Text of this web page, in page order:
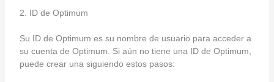
2. ID de Optimum
Su ID de Optimum es su nombre de usuario para acceder a
su cuenta de Optimum. Si aún no tiene una ID de Optimum,
puede crear una siguiendo estos pasos: